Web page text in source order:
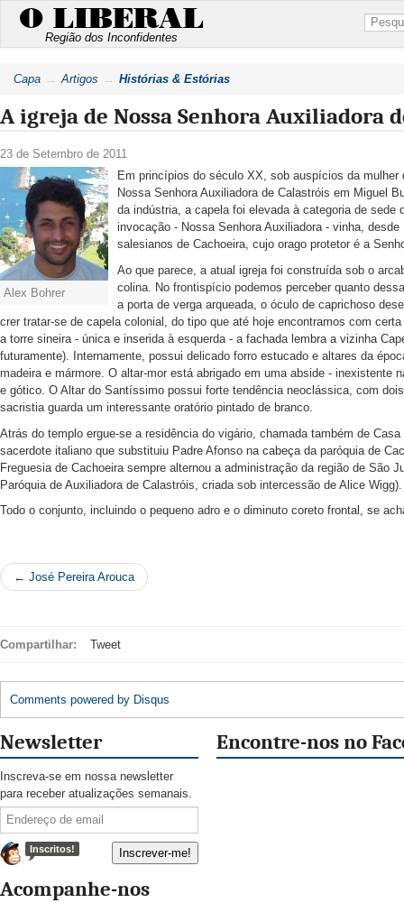
O LIBERAL
Região dos Inconfidentes
Capa Artigos Histórias & Estórias
A igreja de Nossa Senhora Auxiliadora
23 de Setembro de 2011
Alex Bohrer
Em princípios do século XX, sob auspícios da
Nossa Senhora Auxiliadora de Calastróis em Miguel
da indústria, a capela foi elevada à categoria de sede
invocação - Nossa Senhora Auxiliadora - vinha,
salesianos de Cachoeira, cujo orago protetor é a
Ao que parece, a atual igreja foi construída sob o
colina. No frontispício podemos perceber quanto
a porta de verga arqueada, o óculo de caprichoso
crer tratar-se de capela colonial, do tipo que até hoje encontramos com
a torre sineira - única e inserida à esquerda - a fachada lembra a vizinha
futuramente). Internamente, possui delicado forro estucado e altares da
madeira e mármore. O altar-mor está abrigado em uma abside - inexistente
e gótico. O Altar do Santíssimo possui forte tendência neoclássica, com
sacristia guarda um interessante oratório pintado de branco.
Atrás do templo ergue-se a residência do vigário, chamada também de
sacerdote italiano que substituiu Padre Afonso na cabeça da paróquia de
Freguesia de Cachoeira sempre alternou a administração da região de São
Paróquia de Auxiliadora de Calastróis, criada sob intercessão de Alice Wigg).
Todo o conjunto, incluindo o pequeno adro e o diminuto coreto frontal, se
← José Pereira Arouca
Compartilhar: Tweet
Comments powered by Disqus
Newsletter
Inscreva-se em nossa newsletter
para receber atualizações semanais.
Inscritos!
Acompanhe-nos
Encontre-nos no